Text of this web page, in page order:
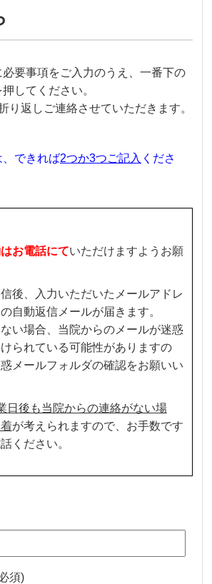
必要事項をご入力のうえ、一番下の
してください。
り返しご連絡させていただきます。
、できれば2つか3つご記入 くださ
お電話にていただけますようお願
後、入力いただいたメールアドレ
自動返信メールが届きます。
い場合、当院からのメールが迷惑
られている可能性がありますの
メールフォルダの確認をお願いい
日後も当院からの連絡がない場
が考えられますので、お手数です
ください。
須)